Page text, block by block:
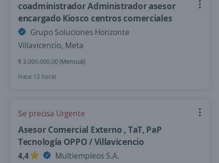
coadministrador Administrador asesor
encargado Kiosco centros comerciales
Grupo Soluciones Horizonte
Villavicencio, Meta
$ 3.000.000,00 (Mensual)
Hace 12 horas
Se precisa Urgente
Asesor Comercial Externo , TaT, PaP
Tecnología OPPO / Villavicencio
4,4
Multiempleos S.A.